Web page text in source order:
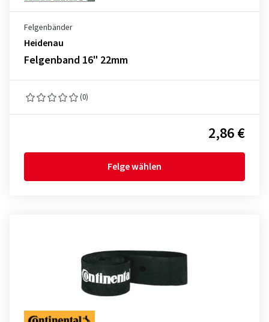
Felgenbänder
Heidenau
Felgenband 16" 22mm
(0)
2,86 €
Felge wählen